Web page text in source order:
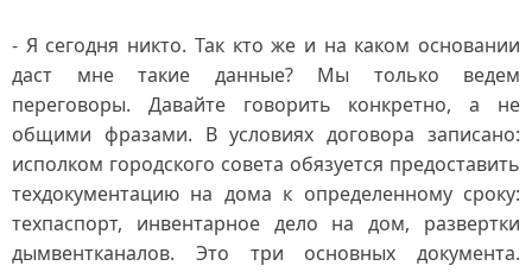
- Я сегодня никто. Так кто же и на каком основании
даст мне такие данные? Мы только ведем
переговоры. Давайте говорить конкретно, а не
общими фразами. В условиях договора записано:
исполком городского совета обязуется предоставить
техдокументацию на дома к определенному сроку:
техпаспорт, инвентарное дело на дом, развертки
дымвентканалов. Это три основных документа.